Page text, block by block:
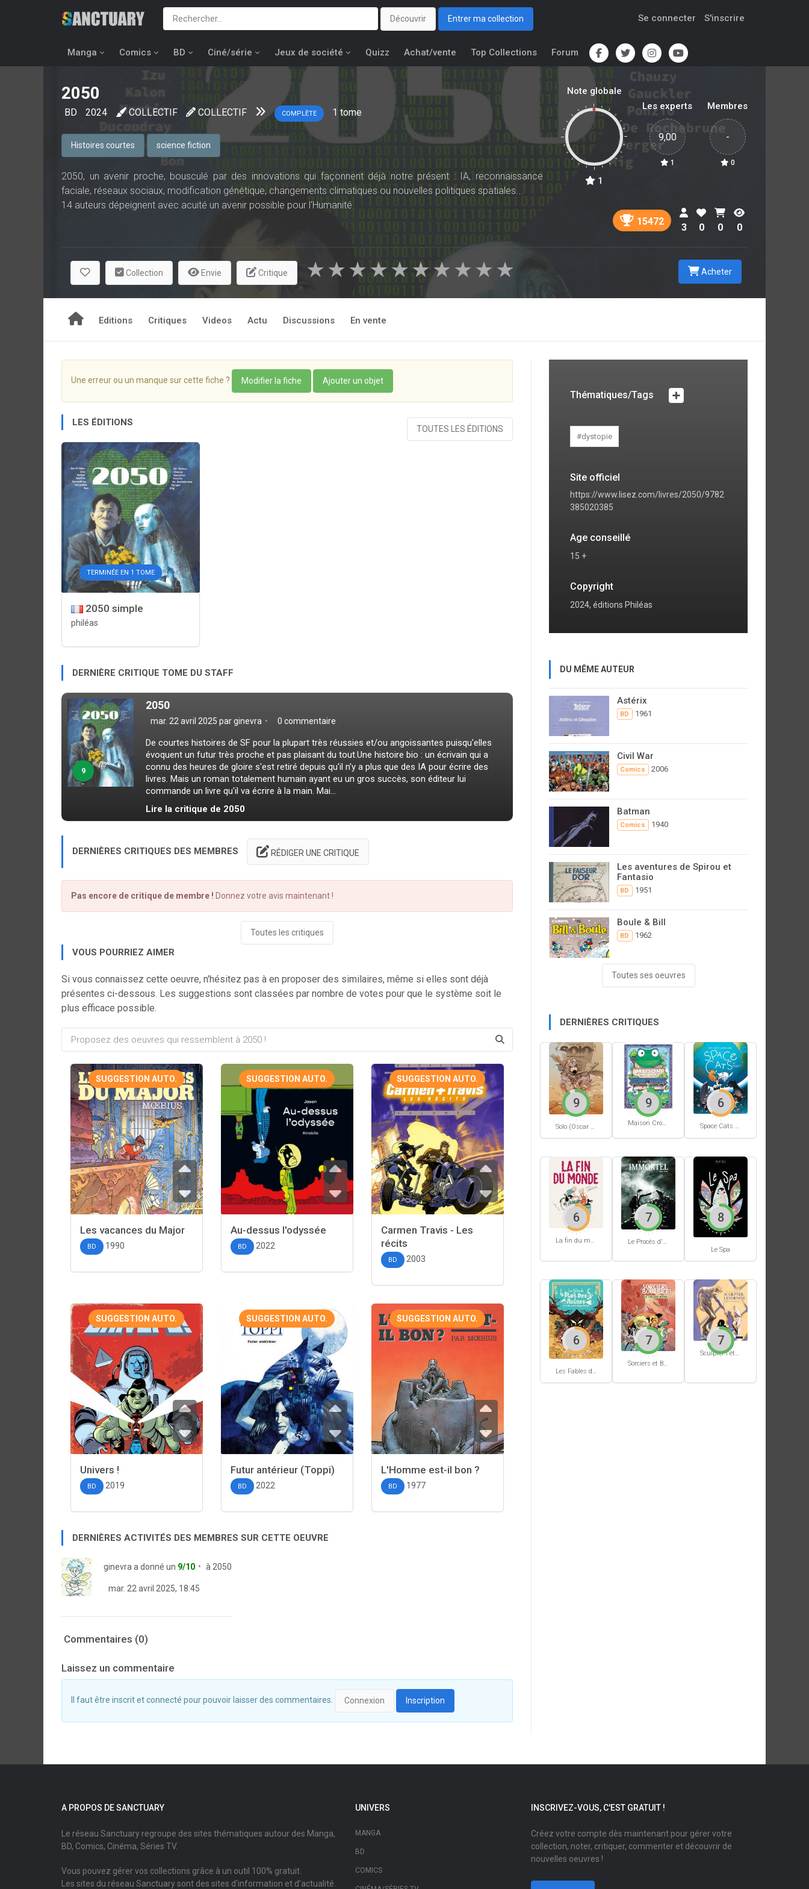
Découvrir Entrer ma collection Se connecter S'inscrire
Manga Comics BD Ciné/série Jeux de société Quizz Achat/vente Top Collections Forum
2050
BD 2024 COLLECTIF COLLECTIF COMPLÈTE 1 tome
Histoires courtes science fiction
2050, un avenir proche, bousculé par des innovations qui façonnent déjà notre présent : IA, reconnaissance
faciale, réseaux sociaux, modification génétique, changements climatiques ou nouvelles politiques spatiales...
14 auteurs dépeignent avec acuité un avenir possible pour l'Humanité.
Note globale
1
Les experts
9,00
1
Membres
-
0
15472
3 0 0 0
Collection Envie Critique ★
★
★
★
★
★
★
★
★
★ Acheter
Editions Critiques Videos Actu Discussions En vente
Une erreur ou un manque sur cette fiche ? Modifier la fiche Ajouter un objet
LES ÉDITIONS
TOUTES LES ÉDITIONS
TERMINÉE EN 1 TOME
2050 simple
philéas
DERNIÈRE CRITIQUE TOME DU STAFF
9
2050
mar. 22 avril 2025 parginevra 0 commentaire
De courtes histoires de SF pour la plupart très réussies et/ou angoissantes puisqu'elles
évoquent un futur très proche et pas plaisant du tout.Une histoire bio : un écrivain qui a
connu des heures de gloire s'est retiré depuis qu'il n'y a plus que des IA pour écrire des
livres. Mais un roman totalement humain ayant eu un gros succès, son éditeur lui
commande un livre qu'il va écrire à la main. Mai...
Lire la critique de 2050
DERNIÈRES CRITIQUES DES MEMBRES RÉDIGER UNE CRITIQUE
Pas encore de critique de membre ! Donnez votre avis maintenant !
Toutes les critiques
VOUS POURRIEZ AIMER
Si vous connaissez cette oeuvre, n'hésitez pas à en proposer des similaires, même si elles sont déjà
présentes ci-dessous. Les suggestions sont classées par nombre de votes pour que le système soit le
plus efficace possible.
SUGGESTION AUTO.
Les vacances du Major
BD 1990
SUGGESTION AUTO.
Au-dessus l'odyssée
BD 2022
SUGGESTION AUTO.
Carmen Travis - Les
récits
BD 2003
SUGGESTION AUTO.
Univers !
BD 2019
SUGGESTION AUTO.
Futur antérieur (Toppi)
BD 2022
SUGGESTION AUTO.
L'Homme est-il bon ?
BD 1977
DERNIÈRES ACTIVITÉS DES MEMBRES SUR CETTE OEUVRE
ginevra a donné un 9/10 à 2050
mar. 22 avril 2025, 18:45
Commentaires (0)
Laissez un commentaire
Il faut être inscrit et connecté pour pouvoir laisser des commentaires. Connexion Inscription
Thématiques/Tags
#dystopie
Site officiel
https://www.lisez.com/livres/2050/9782
385020385
Age conseillé
15 +
Copyright
2024, éditions Philéas
DU MÊME AUTEUR
Astérix
BD 1961
Civil War
Comics 2006
Batman
Comics 1940
Les aventures de Spirou et
Fantasio
BD 1951
Boule & Bill
BD 1962
Toutes ses oeuvres
DERNIÈRES CRITIQUES
Solo (Oscar Martin) #1
9
Maison Croâ Croâ
9
Space Cats #1
6
La fin du monde (Stanislas)
6 7
Le Spa
8
Les Fables du Roi des Aulnes
6
Sorciers et Bourbiers #1
7
Sculpter l'éternité
7
A PROPOS DE SANCTUARY
Le réseau Sanctuary regroupe des sites thématiques autour des Manga,
BD, Comics, Cinéma, Séries TV.
Vous pouvez gérer vos collections grâce à un outil 100% gratuit.
Les sites du réseau Sanctuary sont des sites d'information et d'actualité.
UNIVERS
MANGA
BD
COMICS
INSCRIVEZ-VOUS, C'EST GRATUIT !
Créez votre compte dès maintenant pour gérer votre
collection, noter, critiquer, commenter et découvrir de
nouvelles oeuvres !